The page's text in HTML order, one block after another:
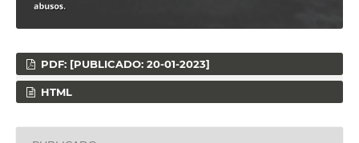
PDF: [PUBLICADO: 20-01-2023]
HTML